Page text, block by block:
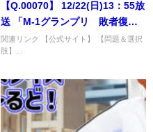
【Q.00070】 12/22(日)13：55放
送 「M-1グランプリ 敗者復活
戦」。 決勝へ勝ち進むのは？
関連リンク 【公式サイト】 【問題＆選択
肢】...